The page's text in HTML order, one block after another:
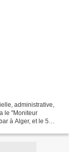
administrative,
le "Moniteur
à Alger, et le 5